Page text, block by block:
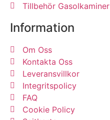
Tillbehör Gasolkaminer
Information
Om Oss
Kontakta Oss
Leveransvillkor
Integritspolicy
FAQ
Cookie Policy